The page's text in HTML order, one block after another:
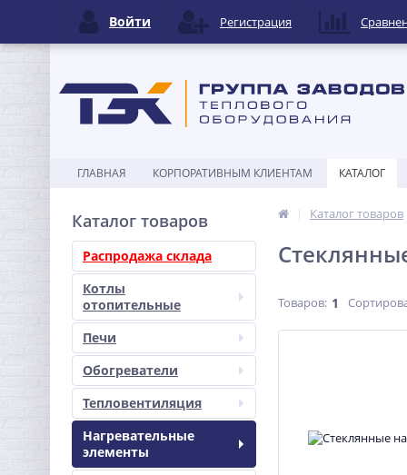
ГЛАВНАЯ КОРПОРАТИВНЫМ КЛИЕНТАМ КАТАЛОГ
Каталог товаров
Распродажа склада
Котлы
отопительные
Печи
Обогреватели
Тепловентиляция
Нагревательные
элементы
Каталог товаров
Товаров: 1
Войти Регистрация